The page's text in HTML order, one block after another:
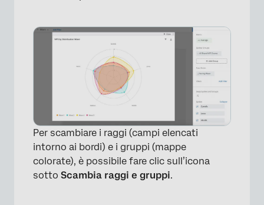
Per scambiare i raggi (campi elencati
intorno ai bordi) e i gruppi (mappe
colorate), è possibile fare clic sull’icona
sotto Scambia raggi e gruppi.